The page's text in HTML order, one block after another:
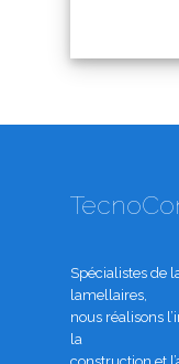
Spécialistes de
lamellaires,
nous réalisons
la